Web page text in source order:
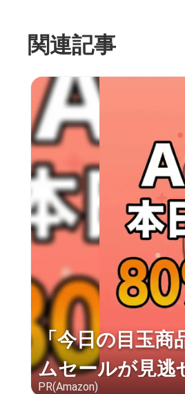
関連記事
「今日の目玉商
ムセールが見逃
PR(Amazon)